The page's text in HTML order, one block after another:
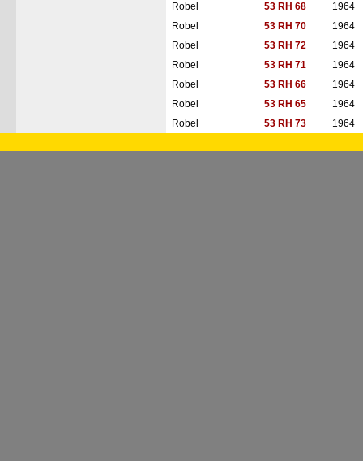
Robel
53 RH 68
1964
Robel
53 RH 70
1964
Robel
53 RH 72
1964
Robel
53 RH 71
1964
Robel
53 RH 66
1964
Robel
53 RH 65
1964
Robel
53 RH 73 1964